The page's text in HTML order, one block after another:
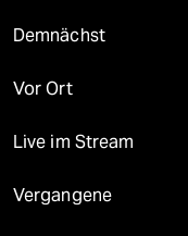
Demnächst
Vor Ort
Live im Stream
Vergangene